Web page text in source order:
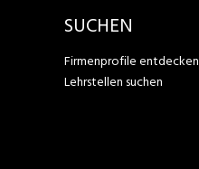
SUCHEN
Firmenprofile entdecken
Lehrstellen suchen